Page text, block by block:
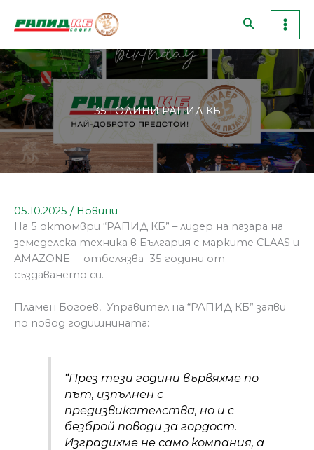
35 ГОДИНИ РАПИД КБ
05.10.2025 / Новини
На 5 октомври “РАПИД КБ” – лидер на пазара на
земеделска техника в България с марките CLAAS и
AMAZONE – отбелязва 35 години от
създаването си.
Пламен Богоев, Управител на “РАПИД КБ” заяви
по повод годишнината:
“През тези години вървяхме по
път, изпълнен с
предизвикателства, но и с
безброй поводи за гордост.
Изградихме не само компания, а